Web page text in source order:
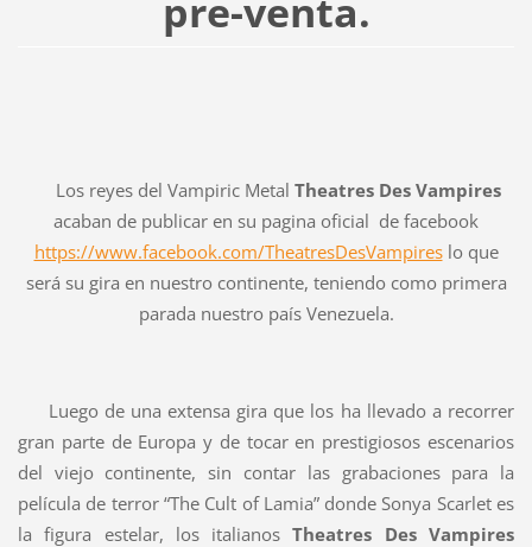
pre-venta.
Los reyes del Vampiric Metal Theatres Des Vampires
acaban de publicar en su pagina oficial de facebook
https://www.facebook.com/TheatresDesVampireslo que
será su gira en nuestro continente, teniendo como primera
parada nuestro país Venezuela.
Luego de una extensa gira que los ha llevado a recorrer
gran parte de Europa y de tocar en prestigiosos escenarios
del viejo continente, sin contar las grabaciones para la
película de terror “The Cult of Lamia” donde Sonya Scarlet es
la figura estelar, los italianosTheatres Des Vampires